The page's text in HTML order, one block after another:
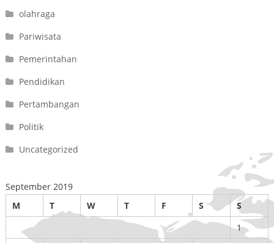
olahraga
Pariwisata
Pemerintahan
Pendidikan
Pertambangan
Politik
Uncategorized
September 2019
M
T W T F S
S
1